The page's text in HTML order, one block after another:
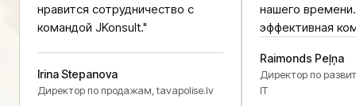
нравится сотрудничество с
командой JKonsult."
Irina Stepanova
Директор по продажам, tavapolise.lv
нашего
эффективная
Raimonds Peļņa
Директор по
IT